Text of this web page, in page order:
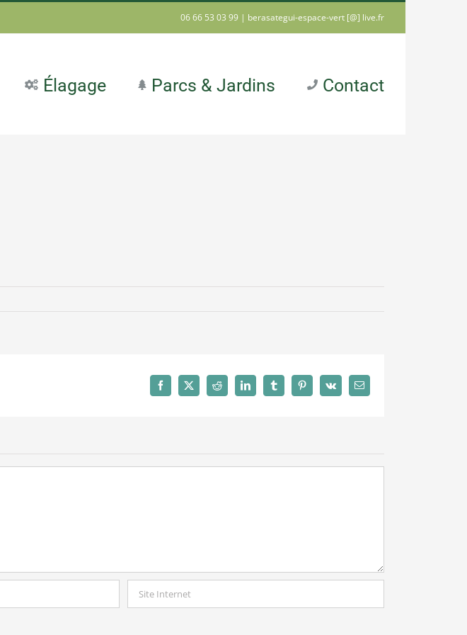
06 66 53 03 99 | berasategui-espace-vert [@] live.fr
Élagage Parcs & Jardins Contact
Facebook
X Reddit LinkedInTumblrPinterest
Vk Email